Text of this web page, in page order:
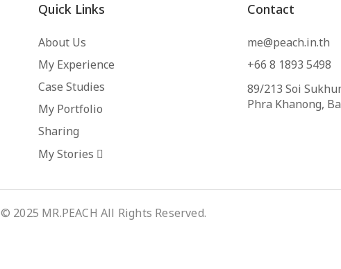
Quick Links
About Us
My Experience
Case Studies
My Portfolio
Sharing
My Stories
Contact
me@peach.in.th
+66 8 1893 5498
89/213 Soi
Phra Khanong,
© 2025 MR.PEACH All Rights Reserved.